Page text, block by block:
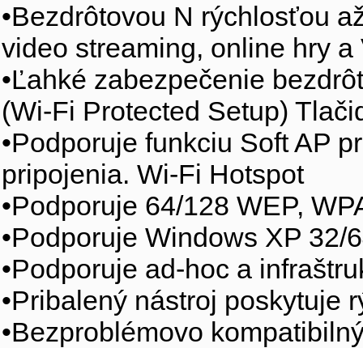
•Bezdrôtovou N rýchlosťou
video streaming, online hry a
•Ľahké zabezpečenie
(Wi-Fi Protected Setup)
•Podporuje funkciu Soft AP
pripojenia. Wi-Fi Hotspot
•Podporuje 64/128 WEP,
•Podporuje Windows XP
•Podporuje ad-hoc a
•Pribalený nástroj poskytuje
•Bezproblémovo